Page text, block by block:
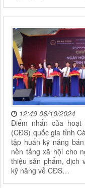
12:49 06/10/2024
Điểm nhấn của
(CĐS) quốc gia tỉnh
tập huấn kỹ năng
nền tảng xã hội cho
thiệu sản phẩm, dịch
kỹ năng về CĐS…